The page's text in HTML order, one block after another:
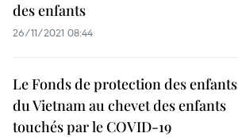
des enfants
26/11/2021 08:44
Le Fonds de protection des enfants
du Vietnam au chevet des enfants
touchés par le COVID-19